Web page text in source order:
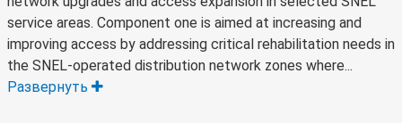
service areas. Component one is aimed at increasing and
improving access by addressing critical rehabilitation needs in
the SNEL-operated distribution network zones where...
Развернуть